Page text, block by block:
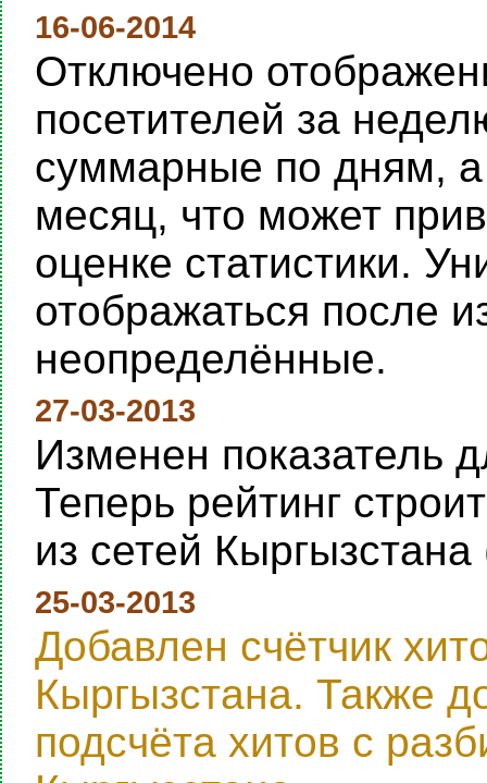
16-06-2014
Отключено
посетителей за
суммарные по дням,
месяц, что может
оценке статистики.
отображаться после
неопределённые.
27-03-2013
Изменен показатель
Теперь рейтинг
из сетей
25-03-2013
Добавлен счётчик
Кыргызстана. Также
подсчёта хитов с